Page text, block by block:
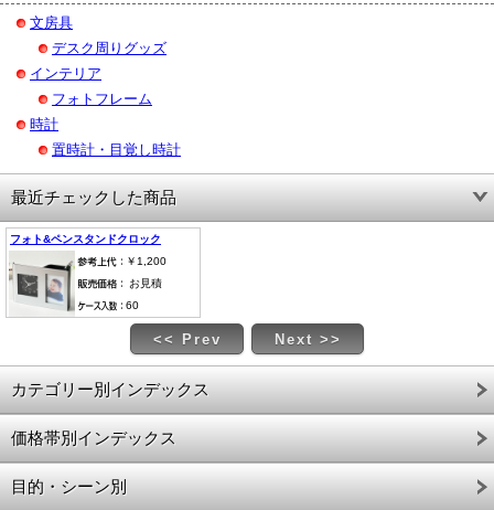
文房具
デスク周りグッズ
インテリア
フォトフレーム
時計
置時計・目覚し時計
最近チェックした商品
フォト&ペンスタンドクロック
￥1,200
お見積
60
<< Prev Next >>
カテゴリー別インデックス
価格帯別インデックス
目的・シーン別